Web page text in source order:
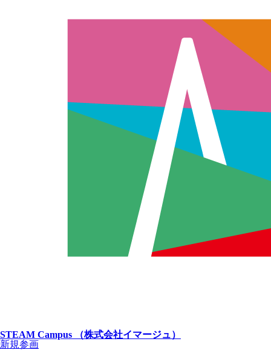
STEAM Campus （株式会社イマージュ）
新規参画